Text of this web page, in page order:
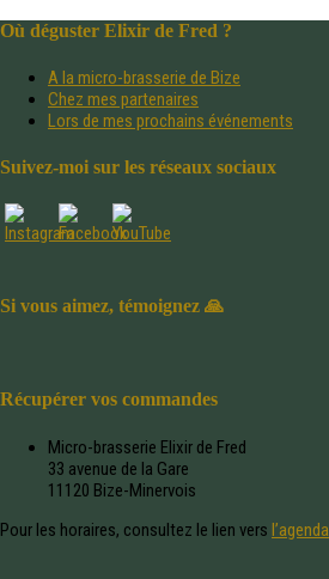
Où déguster Elixir de Fred ?
A la micro-brasserie de Bize
Chez mes partenaires
Lors de mes prochains événements
Suivez-moi sur les réseaux sociaux
Si vous aimez, témoignez 🙏
Récupérer vos commandes
Micro-brasserie Elixir de Fred
33 avenue de la Gare
11120 Bize-Minervois
Pour les horaires, consultez le lien vers l’agenda